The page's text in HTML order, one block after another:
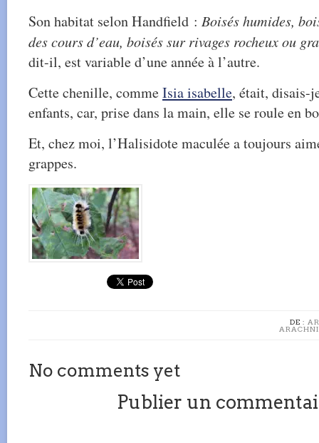
Son habitat selon Handfield : Boisés humides,
des cours d’eau, boisés sur rivages rocheux ou
dit-il, est variable d’une année à l’autre.
Cette chenille, commeIsia isabelle, était, disais-
enfants, car, prise dans la main, elle se roule en
Et, chez moi, l’Halisidote maculée a toujours
grappes.
DE :
No comments yet
Publier un